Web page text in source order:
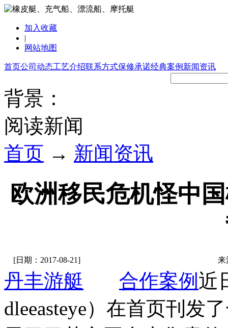
加入收藏
|
网站地图
首页公司动态工艺介绍联系方式保修承诺经典案例 新闻资讯
背景：
阅读新闻
首页 → 新闻资讯
欧洲移民危机怪中
[日期：2017-08-21] 来
丹丰游艇 合作案例 近
dleeasteye）在首页刊发